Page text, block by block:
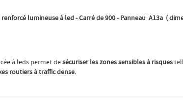
lumineuse à led - Carré de 900 - Panneau A13a (
à leds permet desécuriser les zones sensibles à risques
routiers à traffic dense.